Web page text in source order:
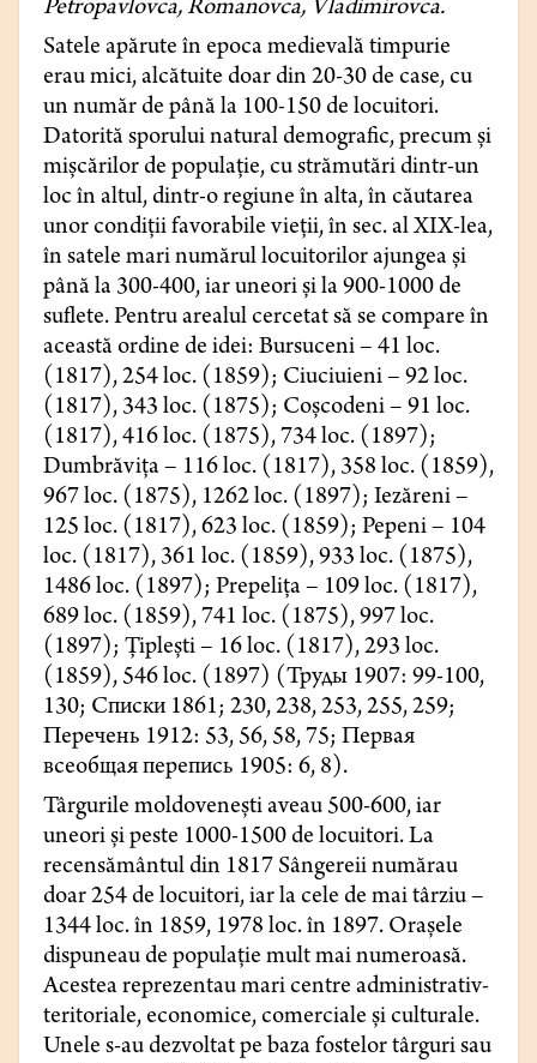
Petropavlovca, Romanovca, Vladimirovca.
Satele apărute în epoca medievală timpurie
erau mici, alcătuite doar din 20-30 de case, cu
un număr de până la 100-150 de locuitori.
Datorită sporului natural demografic, precum și
mișcărilor de populație, cu strămutări dintr-un
loc în altul, dintr-o regiune în alta, în căutarea
unor condiții favorabile vieții, în sec. al XIX-lea,
în satele mari numărul locuitorilor ajungea și
până la 300-400, iar uneori și la 900-1000 de
suflete. Pentru arealul cercetat să se compare în
această ordine de idei: Bursuceni – 41 loc.
(1817), 254 loc. (1859); Ciuciuieni – 92 loc.
(1817), 343 loc. (1875); Coșcodeni – 91 loc.
(1817), 416 loc. (1875), 734 loc. (1897);
Dumbrăvița – 116 loc. (1817), 358 loc. (1859),
967 loc. (1875), 1262 loc. (1897); Iezăreni –
125 loc. (1817), 623 loc. (1859); Pepeni – 104
loc. (1817), 361 loc. (1859), 933 loc. (1875),
1486 loc. (1897); Prepelița – 109 loc. (1817),
689 loc. (1859), 741 loc. (1875), 997 loc.
(1897); Țiplești – 16 loc. (1817), 293 loc.
(1859), 546 loc. (1897) (Труды 1907: 99-100,
130; Списки 1861; 230, 238, 253, 255, 259;
Перечень 1912: 53, 56, 58, 75; Первая
всеобщая перепись 1905: 6, 8).
Târgurile moldovenești aveau 500-600, iar
uneori și peste 1000-1500 de locuitori. La
recensământul din 1817 Sângereii numărau
doar 254 de locuitori, iar la cele de mai târziu –
1344 loc. în 1859, 1978 loc. în 1897. Orașele
dispuneau de populație mult mai numeroasă.
Acestea reprezentau mari centre administrativ-
teritoriale, economice, comerciale și culturale.
Unele s-au dezvoltat pe baza fostelor târguri sau